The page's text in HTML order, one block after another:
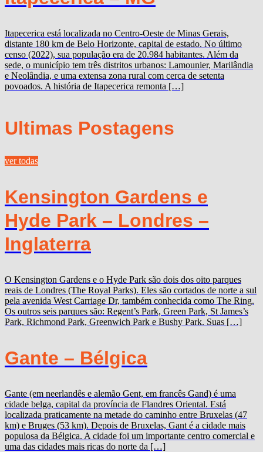
Itapecerica está localizada no Centro-Oeste de Minas Gerais,
distante 180 km de Belo Horizonte, capital de estado. No último
censo (2022), sua população era de 20.984 habitantes. Além da
sede, o município tem três distritos urbanos: Lamounier, Marilândia
e Neolândia, e uma extensa zona rural com cerca de setenta
povoados. A história de Itapecerica remonta […]
Ultimas Postagens
ver todas
Kensington Gardens e
Hyde Park – Londres –
Inglaterra
O Kensington Gardens e o Hyde Park são dois dos oito parques
reais de Londres (The Royal Parks). Eles são cortados de norte a sul
pela avenida West Carriage Dr, também conhecida como The Ring.
Os outros seis parques são: Regent’s Park, Green Park, St James’s
Park, Richmond Park, Greenwich Park e Bushy Park. Suas […]
Gante – Bélgica
Gante (em neerlandês e alemão Gent, em francês Gand) é uma
cidade belga, capital da província de Flandres Oriental. Está
localizada praticamente na metade do caminho entre Bruxelas (47
km) e Bruges (53 km). Depois de Bruxelas, Gant é a cidade mais
populosa da Bélgica. A cidade foi um importante centro comercial e
uma das cidades mais ricas do norte da […]